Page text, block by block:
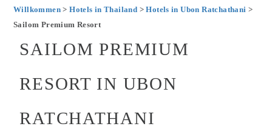
Willkommen>Hotels in Thailand >Hotels in Ubon Ratchathani >
Sailom Premium Resort
SAILOM PREMIUM
RESORT IN UBON
RATCHATHANI